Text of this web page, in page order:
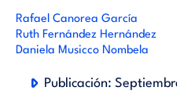
Rafael Canorea García
Ruth Fernández Hernández
Daniela Musicco Nombela
Publicación: